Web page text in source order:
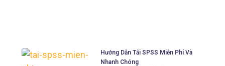
Hướng Dẫn Tải SPSS Miễn Phí Và
Nhanh Chóng